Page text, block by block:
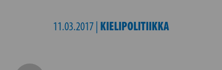
11.03.2017 | KIELIPOLITIIKKA